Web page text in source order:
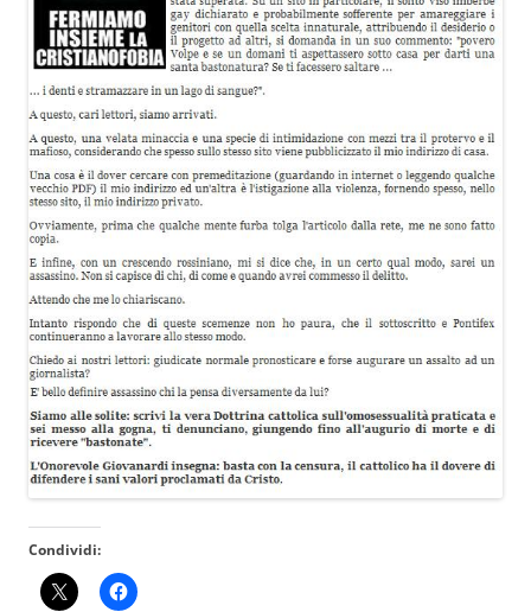
Condividi: